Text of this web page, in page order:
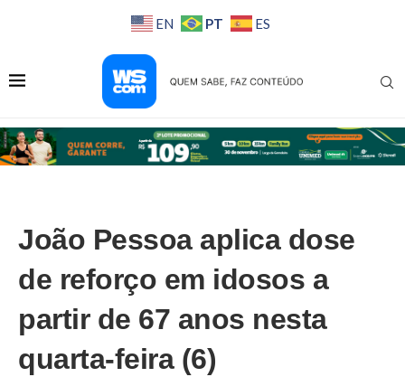
EN PT ES
João Pessoa aplica dose
de reforço em idosos a
partir de 67 anos nesta
quarta-feira (6)